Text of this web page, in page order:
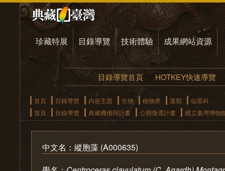
珍藏特展 目錄導覽 技術體驗 成果網站資源
目錄導覽首頁 HOTKEY快速導覽
首頁 目錄導覽 內容主題 生物 植物界 藻類
仙菜科
首頁
目錄導覽 典藏機構與計畫 公開徵選計畫 國立臺灣博物
中文名：縱胞藻 (A000635)